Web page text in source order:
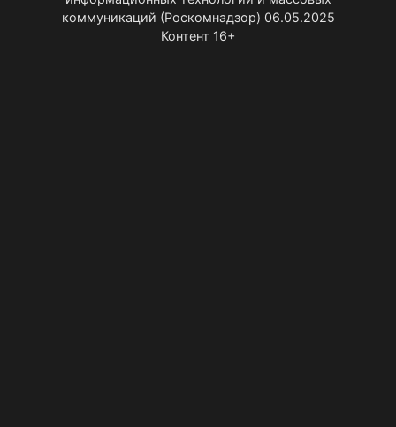
коммуникаций (Роскомнадзор) 06.05.2025
Контент 16+